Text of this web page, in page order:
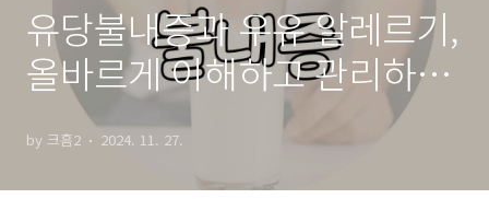
유당불내증과 우유 알레르기,
올바르게 이해하고 관리하는
방법
by 크흠2 2024. 11. 27.